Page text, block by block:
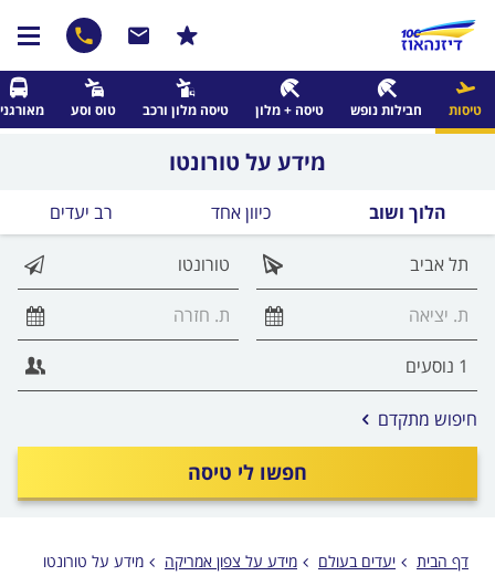
טיסות חבילות נופש טיסה + מלון טיסה מלון ורכב טוס וסע
מידע על טורונטו
הלוך ושוב כיוון אחד רב יעדים
חפשו לי טיסה
חיפוש מתקדם אפשרויות
החיפוש
לפני
דף הבית יעדים בעולם מידע על צפון אמריקה מידע על טורונטו